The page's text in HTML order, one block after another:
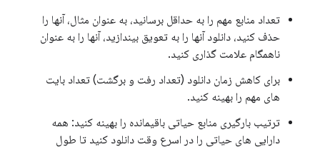
تعداد منابع مهم را به حداقل برسانید، به عنوان مثال، آنها را
حذف کنید، دانلود آنها را به تعویق بیندازید، آنها را به عنوان
ناهمگام علامت گذاری کنید.
برای کاهش زمان دانلود (تعداد رفت و برگشت) تعداد بایت
های مهم را بهینه کنید.
ترتیب بارگیری منابع حیاتی باقیمانده را بهینه کنید: همه
دارایی های حیاتی را در اسرع وقت دانلود کنید تا طول